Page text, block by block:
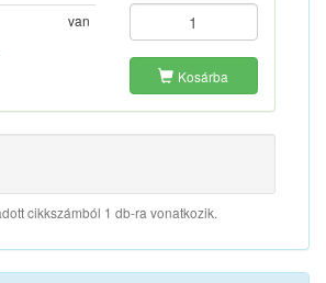
van
Kosárba
cikkszámból 1 db-ra vonatkozik.